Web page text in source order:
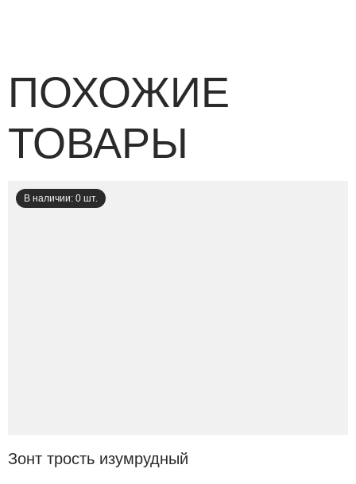
ПОХОЖИЕ
ТОВАРЫ
В наличии: 0 шт.
Зонт трость изумрудный